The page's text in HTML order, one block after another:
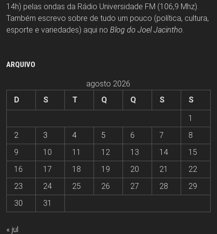
14h) pelas ondas da Rádio Universidade FM (106,9 Mhz).
Também escrevo sobre de tudo um pouco (política, cultura,
esporte e variedades) aqui no Blog do Joel Jacintho
ARQUIVO
agosto 2026
D
S T Q Q S
S
1
2
3 4 5 6 7
8
9
10 11 12 13 14
15
16
17 18 19 20 21
22
23
24 25 26 27 28
29
30
31
« jul